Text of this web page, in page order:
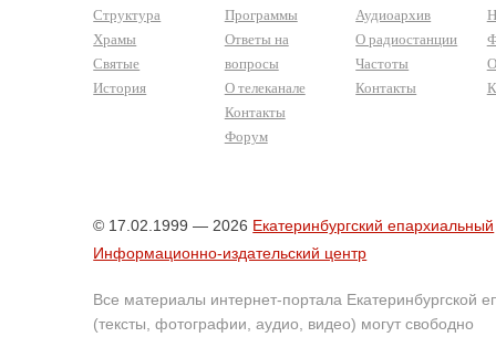
Структура
Храмы
Святые
История
Программы
Ответы на
вопросы
О телеканале
Контакты
Форум
Аудиоархив
О радиостанции
Частоты
Контакты
© 17.02.1999 — 2026 Екатеринбургский епархиальный
Информационно-издательский центр
Все материалы интернет-портала Екатеринбургской
(тексты, фотографии, аудио, видео) могут свободно